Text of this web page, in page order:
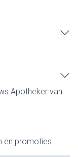
Apotheker van
en promoties